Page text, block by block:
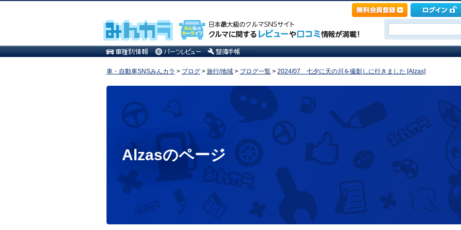
車・自動車SNSみんカラ > ブログ > 旅行/地域 > ブログ一覧 > 2024/07 七夕に天の川を撮影しに行きました [Alzas]
Alzasのページ